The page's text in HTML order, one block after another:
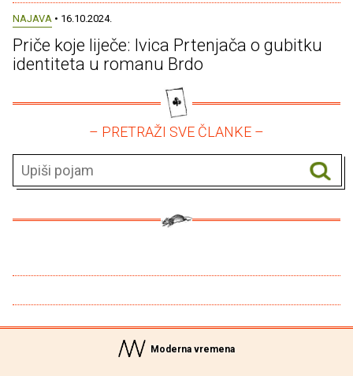
NAJAVA • 16.10.2024.
Priče koje liječe: Ivica Prtenjača o gubitku
identiteta u romanu Brdo
– PRETRAŽI SVE ČLANKE –
Moderna vremena